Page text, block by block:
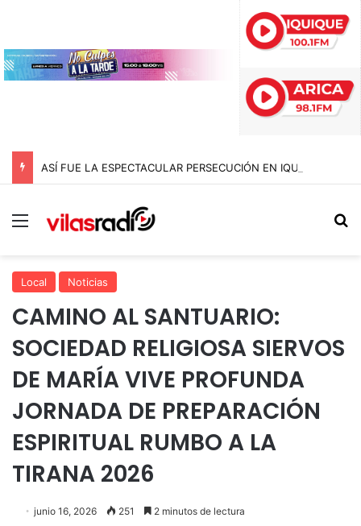
Menú
Local Noticias
CAMINO AL SANTUARIO:
SOCIEDAD RELIGIOSA SIERVOS
DE MARÍA VIVE PROFUNDA
JORNADA DE PREPARACIÓN
ESPIRITUAL RUMBO A LA
TIRANA 2026
junio 16, 2026 251 2 minutos de lectura